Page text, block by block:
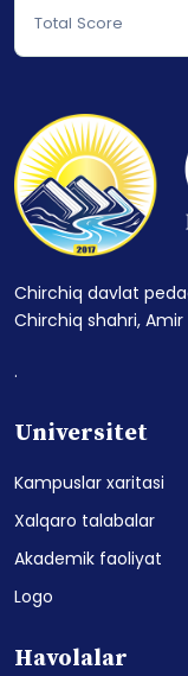
Total Score
Chirchiq davlat
Chirchiq shahri,
.
Universitet
Kampuslar xaritasi
Xalqaro talabalar
Akademik faoliyat
Logo
Havolalar